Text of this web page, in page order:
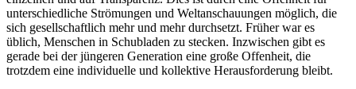
unterschiedliche Strömungen und Weltanschauungen möglich, die
sich gesellschaftlich mehr und mehr durchsetzt. Früher war es
üblich, Menschen in Schubladen zu stecken. Inzwischen gibt es
gerade bei der jüngeren Generation eine große Offenheit, die
trotzdem eine individuelle und kollektive Herausforderung bleibt.